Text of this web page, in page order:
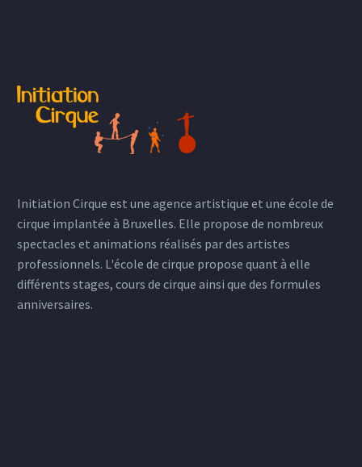
Initiation Cirque est une agence artistique et une école de
cirque implantée à Bruxelles. Elle propose de nombreux
spectacles et animations réalisés par des artistes
professionnels. L'école de cirque propose quant à elle
différents stages, cours de cirque ainsi que des formules
anniversaires.